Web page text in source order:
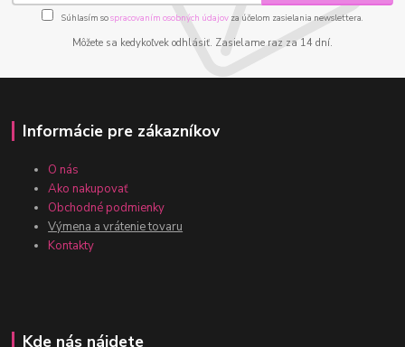
Súhlasím sospracovaním osobných údajov za účelom zasielania newslettera.
Môžete sa kedykoľvek odhlásiť. Zasielame raz za 14 dní.
Informácie pre zákazníkov
O nás
Ako nakupovať
Obchodné podmienky
Výmena a vrátenie tovaru
Kontakty
Kde nás nájdete